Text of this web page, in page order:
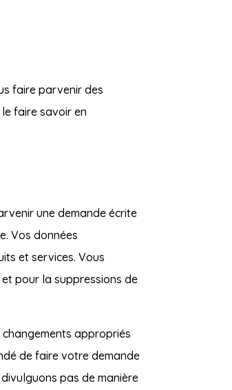
faire parvenir des
faire savoir en
une demande écrite
Vos données
et services. Vous
pour la suppressions de
appropriés
de faire votre demande
pas de manière